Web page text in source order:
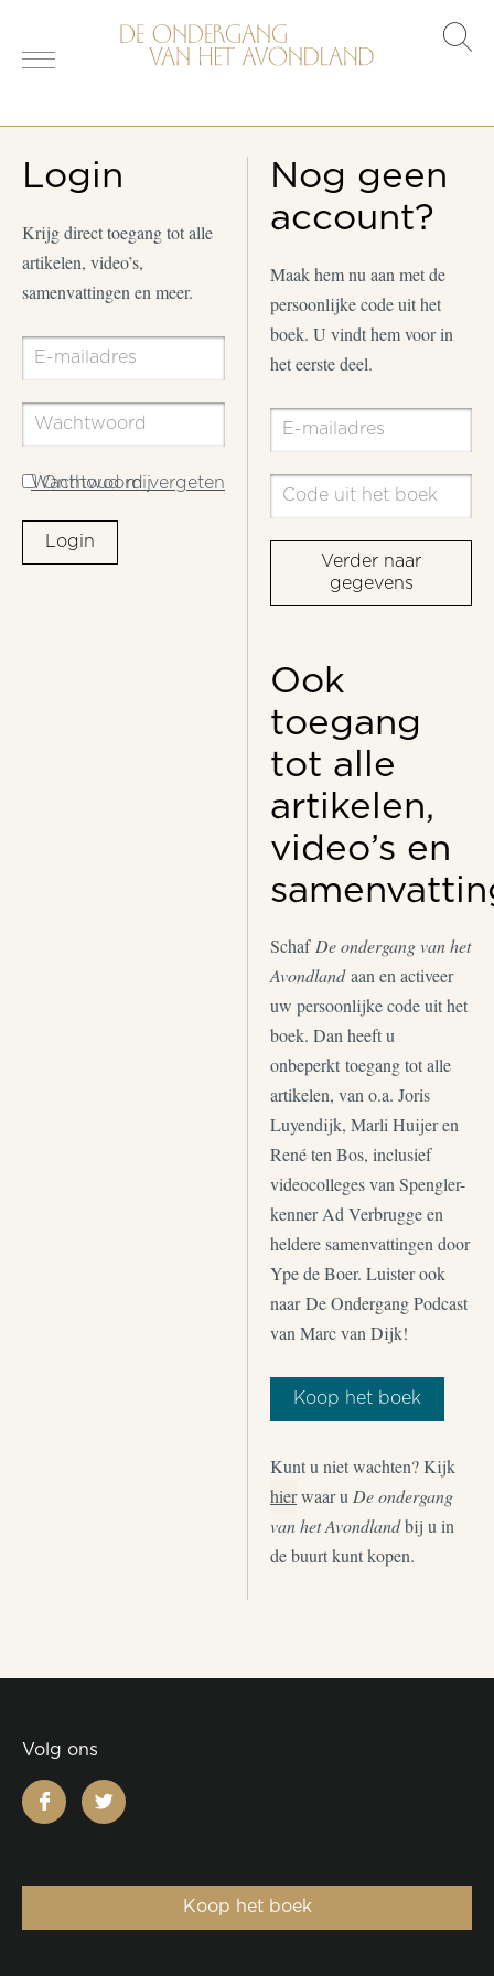
Login
Krijg direct toegang tot alle
artikelen, video’s,
samenvattingen en meer.
Wachtwoord vergeten
Onthoud mij
Login
Nog geen
account?
Maak hem nu aan met de
persoonlijke code uit het
boek. U vindt hem voor in
het eerste deel.
Verder naar
gegevens
Ook
toegang
tot alle
artikelen,
video’s en
Schaf De ondergang van het
Avondlandaan en activeer
uw persoonlijke code uit het
boek. Dan heeft u
onbeperkt toegang tot alle
artikelen, van o.a. Joris
Luyendijk, Marli Huijer en
René ten Bos, inclusief
videocolleges van Spengler-
kenner Ad Verbrugge en
heldere samenvattingen door
Ype de Boer. Luister ook
naar De Ondergang Podcast
van Marc van Dijk!
Koop het boek
Kunt u niet wachten? Kijk
hierwaar u De ondergang
van het Avondlandbij u in
de buurt kunt kopen.
Volg ons
facebooktwitter
Koop het boek